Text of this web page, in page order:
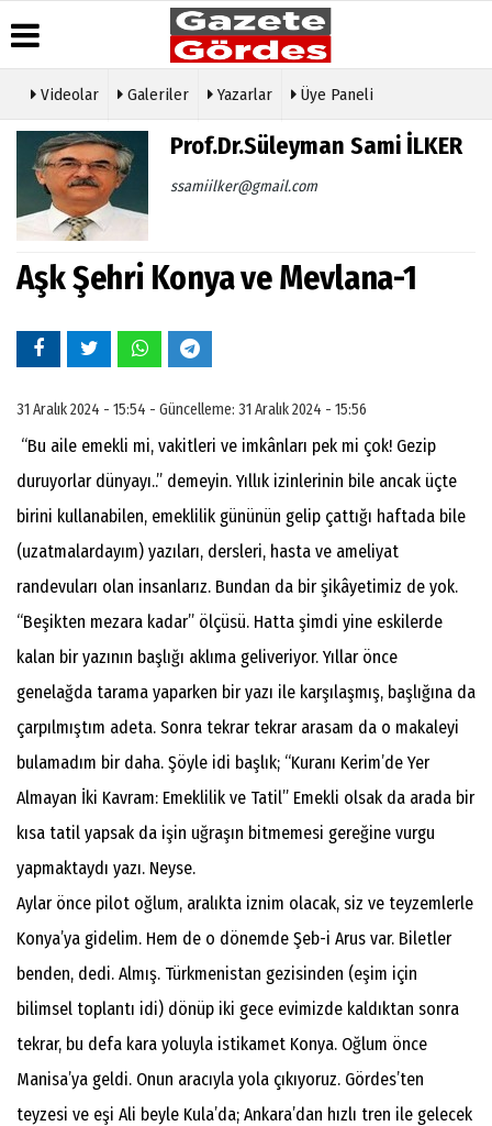
Üye Paneli
Haber
Arşivi
Gazete
Arşivi
Günün
Haberleri
Hava
Durumu
Gazete
Biyografiler
Yazarları
Video
Etkinlikler
Künye
İlkeleri
Videolar Galeriler Yazarlar Üye Paneli
Prof.Dr.Süleyman Sami İLKER
ssamiilker@gmail.com
Aşk Şehri Konya ve Mevlana-1
31 Aralık 2024 - 15:54 - Güncelleme: 31 Aralık 2024 - 15:56
“Bu aile emekli mi, vakitleri ve imkânları pek mi çok! Gezip
duruyorlar dünyayı..” demeyin. Yıllık izinlerinin bile ancak üçte
birini kullanabilen, emeklilik gününün gelip çattığı haftada bile
(uzatmalardayım) yazıları, dersleri, hasta ve ameliyat
randevuları olan insanlarız. Bundan da bir şikâyetimiz de yok.
“Beşikten mezara kadar” ölçüsü. Hatta şimdi yine eskilerde
kalan bir yazının başlığı aklıma geliveriyor. Yıllar önce
genelağda tarama yaparken bir yazı ile karşılaşmış, başlığına da
çarpılmıştım adeta. Sonra tekrar tekrar arasam da o makaleyi
bulamadım bir daha. Şöyle idi başlık; “Kuranı Kerim’de Yer
Almayan İki Kavram: Emeklilik ve Tatil” Emekli olsak da arada bir
kısa tatil yapsak da işin uğraşın bitmemesi gereğine vurgu
yapmaktaydı yazı. Neyse.
Aylar önce pilot oğlum, aralıkta iznim olacak, siz ve teyzemlerle
Konya’ya gidelim. Hem de o dönemde Şeb-i Arus var. Biletler
benden, dedi. Almış. Türkmenistan gezisinden (eşim için
bilimsel toplantı idi) dönüp iki gece evimizde kaldıktan sonra
tekrar, bu defa kara yoluyla istikamet Konya. Oğlum önce
Manisa’ya geldi. Onun aracıyla yola çıkıyoruz. Gördes’ten
teyzesi ve eşi Ali beyle Kula’da; Ankara’dan hızlı tren ile gelecek